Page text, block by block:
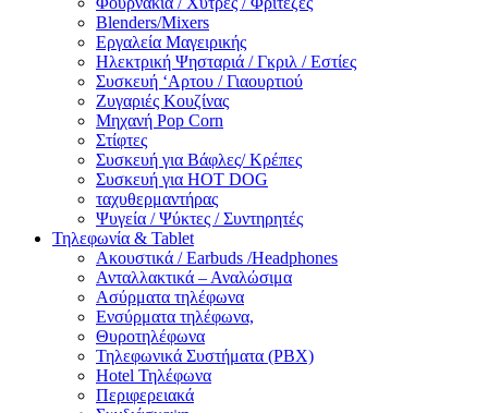
Blenders/Mixers
Εργαλεία Μαγειρικής
Ηλεκτρική Ψησταριά / Γκριλ / Eστίες
Συσκευή ‘Αρτου / Γιαουρτιού
Ζυγαριές Κουζίνας
Μηχανή Pop Corn
Στίφτες
Συσκευή για Βάφλες/ Κρέπες
Συσκευή για HOT DOG
ταχυθερμαντήρας
Ψυγεία / Ψύκτες / Συντηρητές
Τηλεφωνία & Tablet
Ακουστικά / Earbuds /Headphones
Ανταλλακτικά – Αναλώσιμα
Ασύρματα τηλέφωνα
Ενσύρματα τηλέφωνα,
Θυροτηλέφωνα
Τηλεφωνικά Συστήματα (PBX)
Hotel Τηλέφωνα
Περιφερειακά